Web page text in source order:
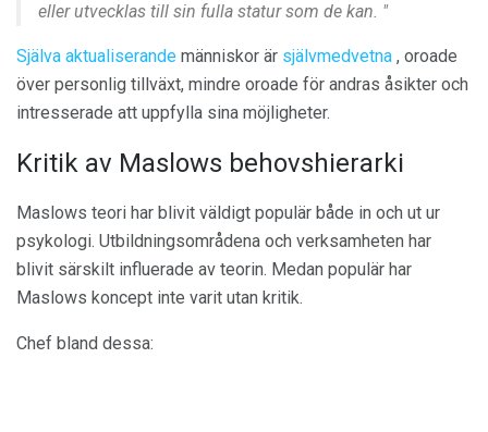
eller utvecklas till sin fulla statur som de kan. "
Själva aktualiserande människor är självmedvetna , oroade
över personlig tillväxt, mindre oroade för andras åsikter och
intresserade att uppfylla sina möjligheter.
Kritik av Maslows behovshierarki
Maslows teori har blivit väldigt populär både in och ut ur
psykologi. Utbildningsområdena och verksamheten har
blivit särskilt influerade av teorin. Medan populär har
Maslows koncept inte varit utan kritik.
Chef bland dessa: